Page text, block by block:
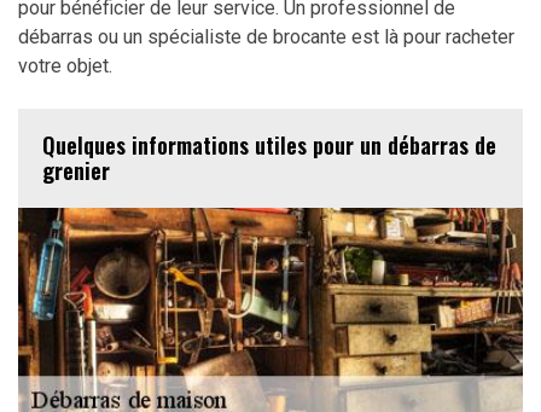
pour bénéficier de leur service. Un professionnel de
débarras ou un spécialiste de brocante est là pour racheter
votre objet.
Quelques informations utiles pour un débarras de
grenier